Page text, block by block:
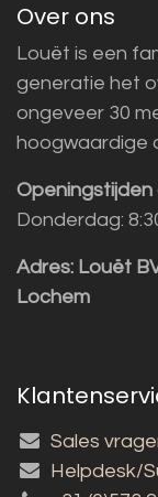
Over ons
Louët is een
generatie het
ongeveer 30
hoogwaardige
Donderdag:
Adres: Louët
Lochem
Sales
Helpdesk/